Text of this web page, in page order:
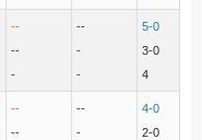
--
--
-
--
-
-
5-0
3-0
4
--
--
--
-
4-0
2-0